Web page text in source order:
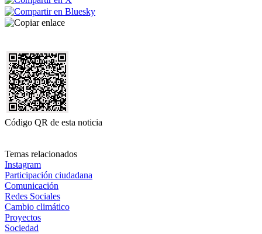
Código QR de esta noticia
Temas relacionados
Instagram
Participación ciudadana
Comunicación
Redes Sociales
Cambio climático
Proyectos
Sociedad